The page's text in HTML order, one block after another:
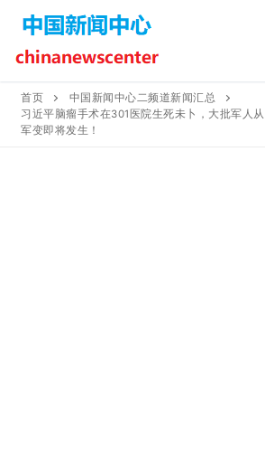
content
Search for:
首页
中国新闻中心二频道新闻汇总
习近平脑瘤手术在301医院生死未卜，大批军人
军变即将发生！